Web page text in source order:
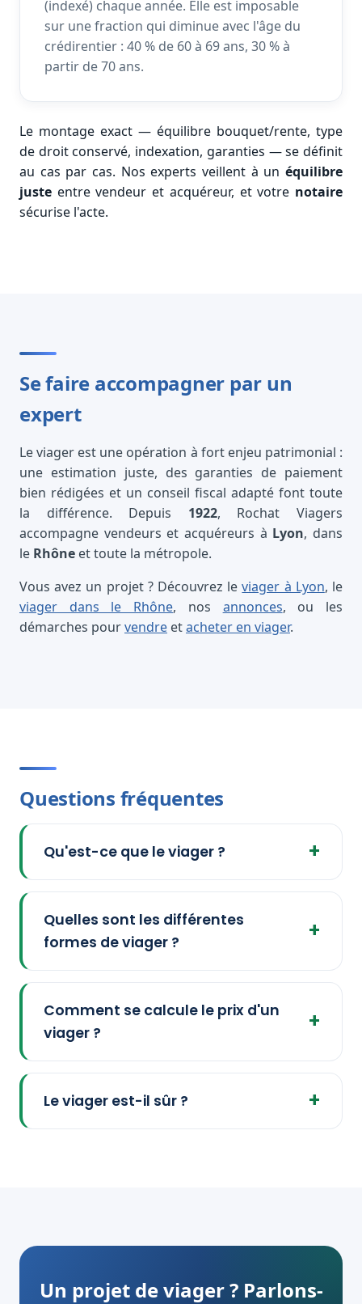
(indexé) chaque année. Elle est imposable
sur une fraction qui diminue avec l'âge du
crédirentier : 40 % de 60 à 69 ans, 30 % à
partir de 70 ans.
Le montage exact — équilibre bouquet/rente, type
de droit conservé, indexation, garanties — se définit
au cas par cas. Nos experts veillent à un équilibre
juste entre vendeur et acquéreur, et votre notaire
sécurise l'acte.
Se faire accompagner par un
expert
Le viager est une opération à fort enjeu patrimonial :
une estimation juste, des garanties de paiement
bien rédigées et un conseil fiscal adapté font toute
la différence. Depuis 1922, Rochat Viagers
accompagne vendeurs et acquéreurs à Lyon, dans
le Rhône et toute la métropole.
Vous avez un projet ? Découvrez leviager à Lyon, le
viager dans le Rhône, nos annonces, ou les
démarches pourvendre etacheter en viager.
Questions fréquentes
Qu'est-ce que le viager ?
Quelles sont les différentes
formes de viager ?
Comment se calcule le prix d'un
viager ?
Le viager est-il sûr ?
Un projet de viager ? Parlons-